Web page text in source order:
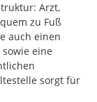
Arzt,
zu Fuß
auch einen
eine
sorgt für